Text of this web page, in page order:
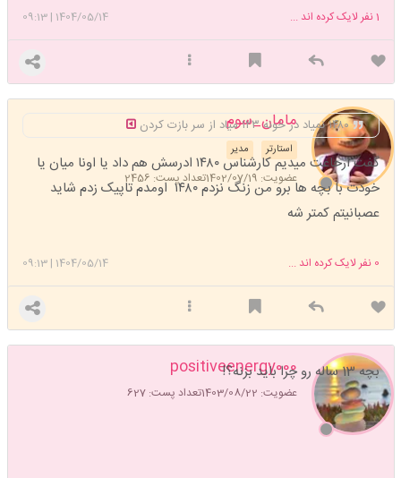
1404/05/14
|
09:13 1نفر لایک کرده اند ...
مامان_سوم
مدیر استارتر
عضویت: 1402/07/19 تعداد پست: 2456
۱۴۸۰ نمیاد در خونه ۱۲۳ میاد از سر بازت کردن
گفت ارحاعت میدیم کارشناس ۱۴۸۰ ادرسش هم داد یا اونا میان یا
خودت با بچه ها برو من زنگ نزدم ۱۴۸۰ اومدم تاپیک زدم شاید
عصبانیتم کمتر شه
1404/05/14
|
09:13 0 نفر لایک کرده اند ...
positiveenergy000
عضویت: 1403/08/22 تعداد پست: 627
بچه 13 ساله رو چرا باید بزنه؟!